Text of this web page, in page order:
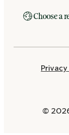
Choose a
©